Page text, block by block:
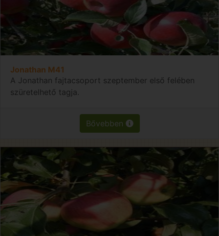
Jonathan M41
A Jonathan fajtacsoport szeptember első felében
szüretelhető tagja.
Bővebben